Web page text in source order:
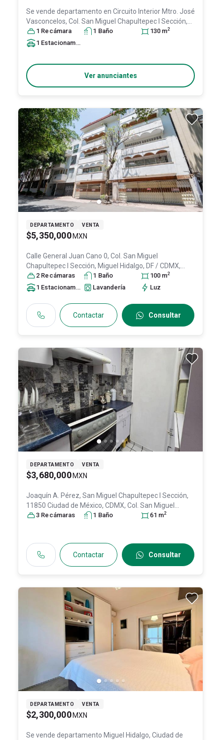
Se vende departamento en Circuito Interior Mtro. José
Vasconcelos, Col. San Miguel Chapultepec I Sección,
Miguel Hidalgo , DF / CDMX, México , C.P. 11850, ID:
31504965
1 Recámara 1 Baño 130 m2
1 Estacionamiento
Ver anunciantes
DEPARTAMENTO VENTA
$5,350,000 MXN
Calle General Juan Cano 0, Col. San Miguel
Chapultepec I Sección, Miguel Hidalgo, DF / CDMX,
México, C.P. 11850 , ID:31056352
2 Recámaras 1 Baño 100 m2
1 Estacionamiento Lavandería Luz
Contactar Consultar
DEPARTAMENTO VENTA
$3,680,000 MXN
Joaquín A. Pérez, San Miguel Chapultepec I Sección,
11850 Ciudad de México, CDMX, Col. San Miguel
Chapultepec I Sección, Miguel Hidalgo, DF / CDMX
3 Recámaras 1 Baño 61 m2
Contactar Consultar
DEPARTAMENTO VENTA
$2,300,000 MXN
Se vende departamento Miguel Hidalgo, Ciudad de